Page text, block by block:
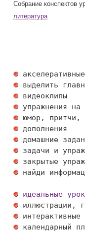
Собрание конспектов
литература
выделить
юмор,
задачи и
закрытые
идеальные